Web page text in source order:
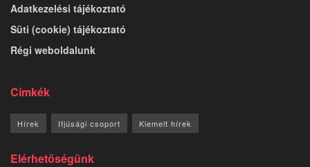
Adatkezelési tájékoztató
Süti (cookie) tájékoztató
Régi weboldalunk
Címkék
Hírek Ifjúsági csoport Kiemelt hírek
Elérhetőségünk